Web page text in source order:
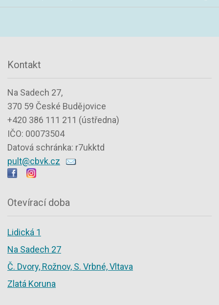
Kontakt
Na Sadech 27,
370 59 České Budějovice
+420 386 111 211 (ústředna)
IČO: 00073504
Datová schránka: r7ukktd
pult@cbvk.cz
Otevírací doba
Lidická 1
Na Sadech 27
Č. Dvory, Rožnov, S. Vrbné, Vltava
Zlatá Koruna